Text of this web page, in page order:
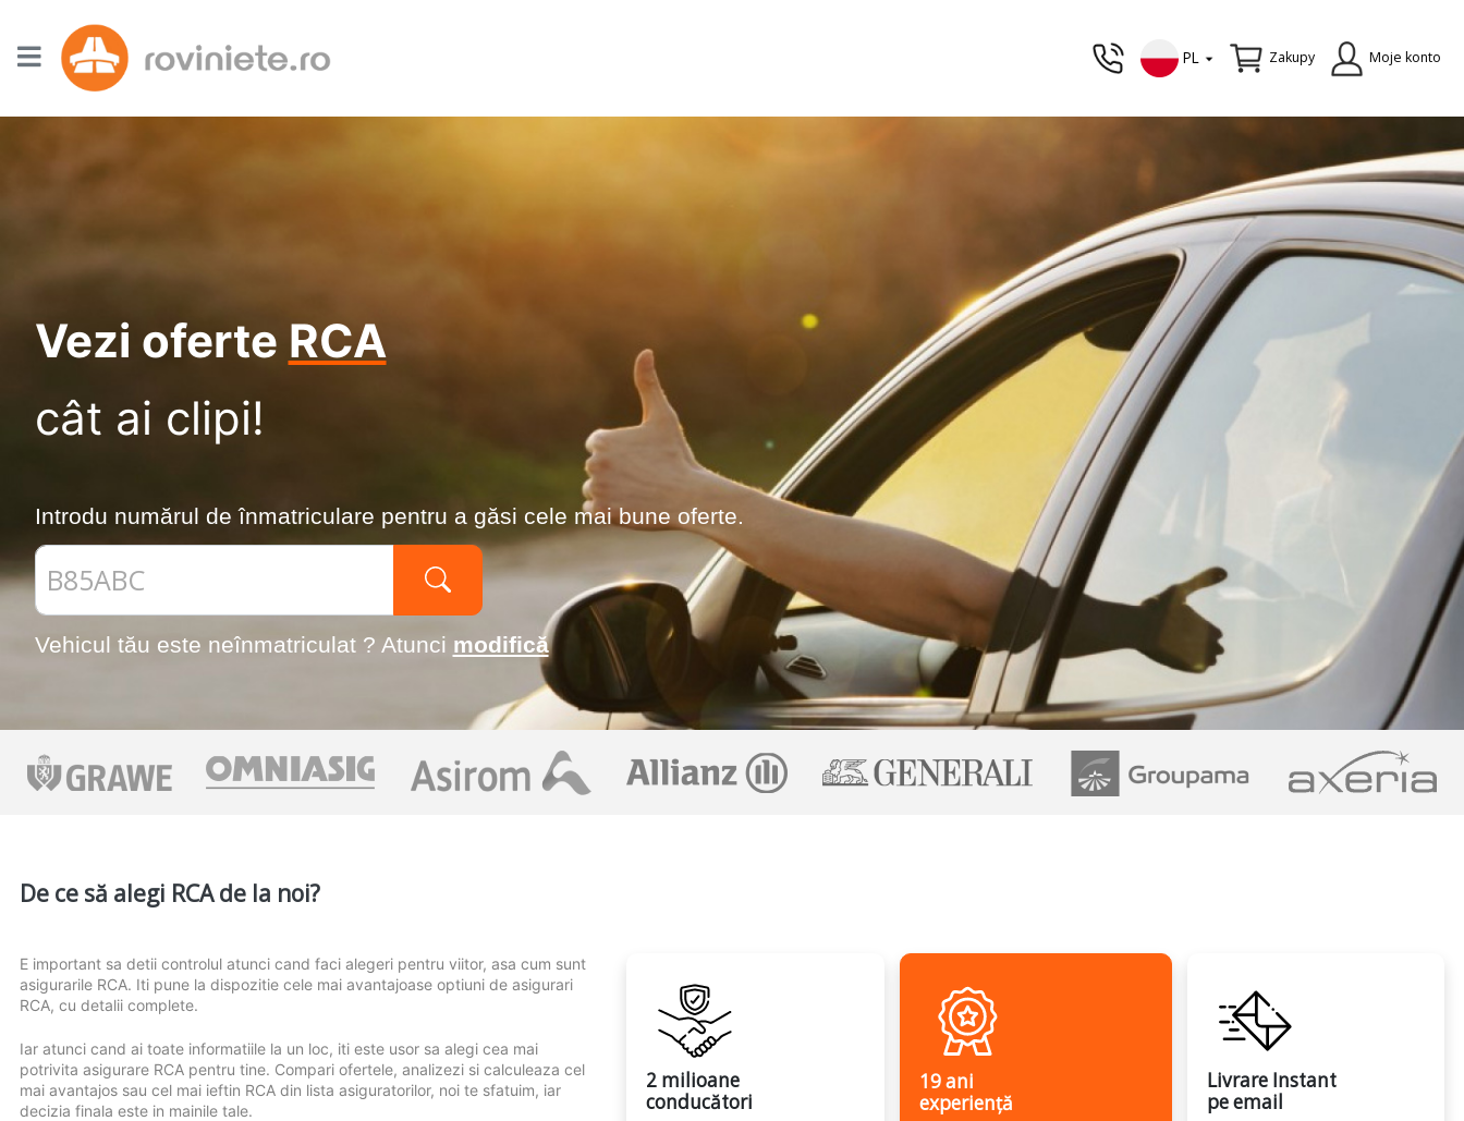
PL Zakupy Moje konto
Vezi oferte RCA
cât ai clipi!
Introdu numărul de înmatriculare pentru a găsi cele mai bune oferte.
Vehicul tău este neînmatriculat ? Atunci modifică
De ce să alegi RCA de la noi?
E important sa detii controlul atunci cand faci alegeri pentru viitor, asa cum sunt
asigurarile RCA. Iti pune la dispozitie cele mai avantajoase optiuni de asigurari
RCA, cu detalii complete.
Iar atunci cand ai toate informatiile la un loc, iti este usor sa alegi cea mai
potrivita asigurare RCA pentru tine. Compari ofertele, analizezi si calculeaza cel
mai avantajos sau cel mai ieftin RCA din lista asiguratorilor, noi te sfatuim, iar
decizia finala este in mainile tale.
2 milioane
conducători
19 ani
experiență
Livrare Instant
pe email